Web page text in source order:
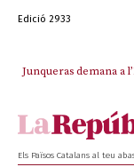
Edició 2933
Junqueras demana a
Els Països Catalans al teu